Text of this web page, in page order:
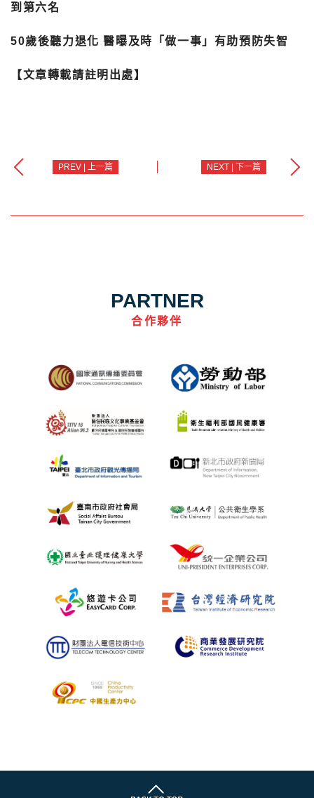
到第六名
50歲後聽力退化 醫曝及時「做一事」有助預防失智
【文章轉載請註明出處】
PREV | 上一篇 NEXT | 下一篇
PARTNER
合作夥伴